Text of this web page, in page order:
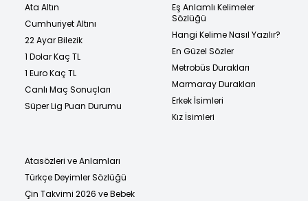
Ata Altın
Cumhuriyet Altını
22 Ayar Bilezik
1 Dolar Kaç TL
1 Euro Kaç TL
Canlı Maç Sonuçları
Süper Lig Puan Durumu
Eş Anlamlı Kelimeler
Sözlüğü
Hangi Kelime Nasıl Yazılır?
En Güzel Sözler
Metrobüs Durakları
Marmaray Durakları
Erkek İsimleri
Kız İsimleri
Atasözleri ve Anlamları
Türkçe Deyimler Sözlüğü
Çin Takvimi 2026 ve Bebek